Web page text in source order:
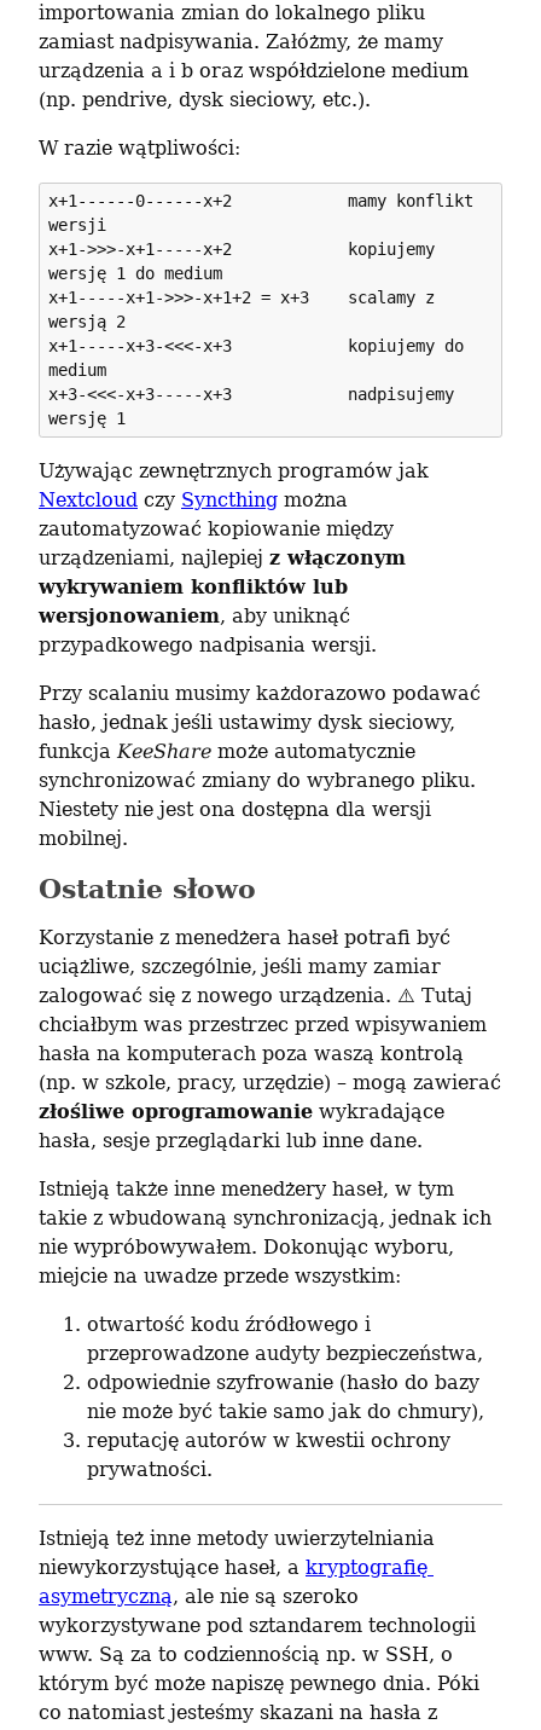
importowania zmian do lokalnego pliku
zamiast nadpisywania. Załóżmy, że mamy
urządzenia a i b oraz współdzielone medium
(np. pendrive, dysk sieciowy, etc.).
W razie wątpliwości:
x+1------0------x+2            mamy konflikt
wersji
x+1->>>-x+1-----x+2            kopiujemy
wersję 1 do medium
x+1-----x+1->>>-x+1+2 = x+3    scalamy z
wersją 2
x+1-----x+3-<<<-x+3            kopiujemy do
medium
x+3-<<<-x+3-----x+3            nadpisujemy
wersję 1
Nextcloud czy Syncthing można
zautomatyzować kopiowanie między
urządzeniami, najlepiej z włączonym
wykrywaniem konfliktów lub
wersjonowaniem, aby uniknąć
przypadkowego nadpisania wersji.
Przy scalaniu musimy każdorazowo podawać
hasło, jednak jeśli ustawimy dysk sieciowy,
funkcja KeeShare może automatycznie
synchronizować zmiany do wybranego pliku.
Niestety nie jest ona dostępna dla wersji
mobilnej.
Ostatnie słowo
Korzystanie z menedżera haseł potrafi być
uciążliwe, szczególnie, jeśli mamy zamiar
zalogować się z nowego urządzenia. ⚠️ Tutaj
chciałbym was przestrzec przed wpisywaniem
hasła na komputerach poza waszą kontrolą
złośliwe oprogramowanie wykradające
hasła, sesje przeglądarki lub inne dane.
Istnieją także inne menedżery haseł, w tym
takie z wbudowaną synchronizacją, jednak ich
nie wypróbowywałem. Dokonując wyboru,
miejcie na uwadze przede wszystkim:
otwartość kodu źródłowego i
przeprowadzone audyty bezpieczeństwa,
odpowiednie szyfrowanie (hasło do bazy
nie może być takie samo jak do chmury),
reputację autorów w kwestii ochrony
prywatności.
Istnieją też inne metody uwierzytelniania
niewykorzystujące haseł, a kryptografię
asymetryczną , ale nie są szeroko
wykorzystywane pod sztandarem technologii
www. Są za to codziennością np. w SSH, o
którym być może napiszę pewnego dnia. Póki
co natomiast jesteśmy skazani na hasła z